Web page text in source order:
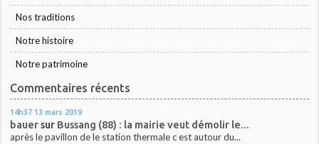
Nos traditions
Notre histoire
Notre patrimoine
Commentaires récents
14h37 13 mars 2019
bauersur Bussang (88) : la mairie veut démolir le...
après le pavillon de le station thermale c est autour du...